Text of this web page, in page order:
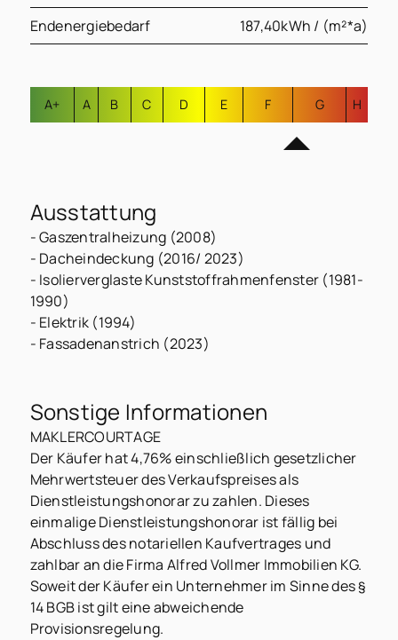
Endenergiebedarf
187,40kWh / (m²*a)
A+ A B C D E F G H
Ausstattung
- Gaszentralheizung (2008)
- Dacheindeckung (2016/ 2023)
- Isolierverglaste Kunststoffrahmenfenster (1981-
1990)
- Elektrik (1994)
- Fassadenanstrich (2023)
Sonstige Informationen
MAKLERCOURTAGE
Der Käufer hat 4,76% einschließlich gesetzlicher
Mehrwertsteuer des Verkaufspreises als
Dienstleistungshonorar zu zahlen. Dieses
einmalige Dienstleistungshonorar ist fällig bei
Abschluss des notariellen Kaufvertrages und
zahlbar an die Firma Alfred Vollmer Immobilien KG.
Soweit der Käufer ein Unternehmer im Sinne des §
14 BGB ist gilt eine abweichende
Provisionsregelung.